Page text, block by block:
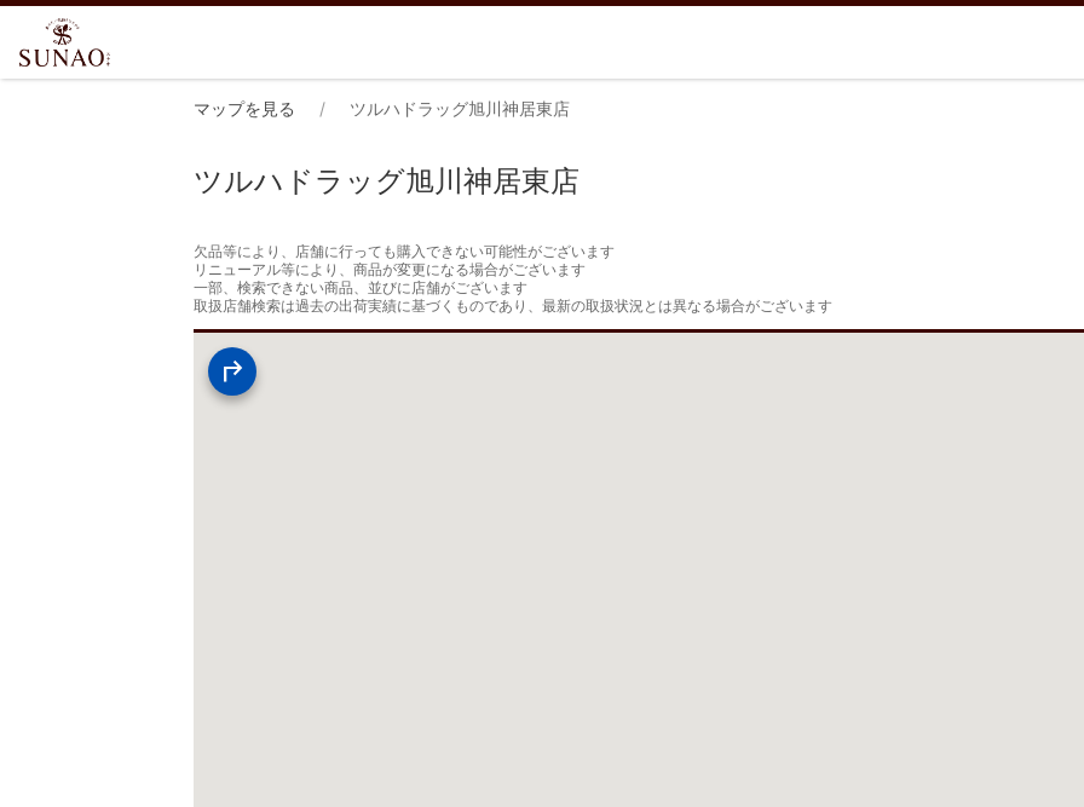
マップを見る ツルハドラッグ旭川神居東店
ツルハドラッグ旭川神居東店
欠品等により、店舗に行っても購入できない可能性がございます
リニューアル等により、商品が変更になる場合がございます
一部、検索できない商品、並びに店舗がございます
取扱店舗検索は過去の出荷実績に基づくものであり、最新の取扱状況とは異なる場合がございます